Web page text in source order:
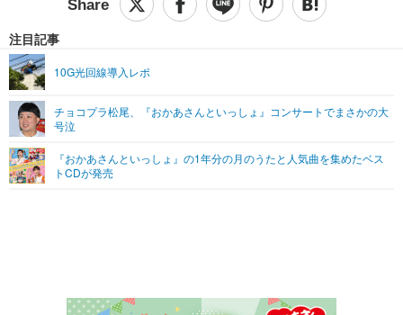
ショッピング その他
エンタメTOP 映画・ドラマ
ショッピング その他
ライフTOP
リリース一覧
プッシュ通知の停止方法
注目記事
10G光回線導入レポ
チョコプラ松尾、『おかあさんといっしょ』コンサートでまさかの大
号泣
『おかあさんといっしょ』の1年分の月のうたと人気曲を集めたベス
トCDが発売